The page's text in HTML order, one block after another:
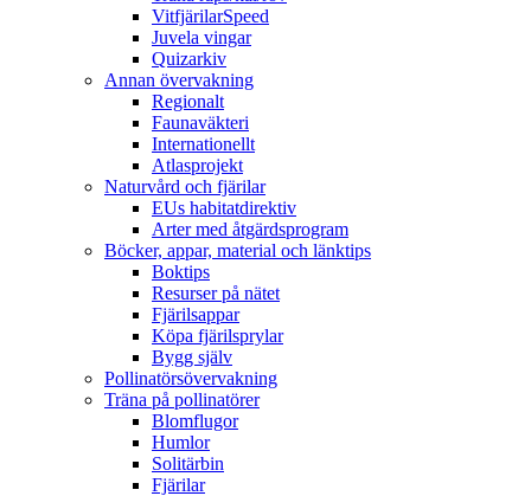
VitfjärilarSpeed
Juvela vingar
Quizarkiv
Annan övervakning
Regionalt
Faunaväkteri
Internationellt
Atlasprojekt
Naturvård och fjärilar
EUs habitatdirektiv
Arter med åtgärdsprogram
Böcker, appar, material och länktips
Boktips
Resurser på nätet
Fjärilsappar
Köpa fjärilsprylar
Bygg själv
Pollinatörsövervakning
Träna på pollinatörer
Blomflugor
Humlor
Solitärbin
Fjärilar